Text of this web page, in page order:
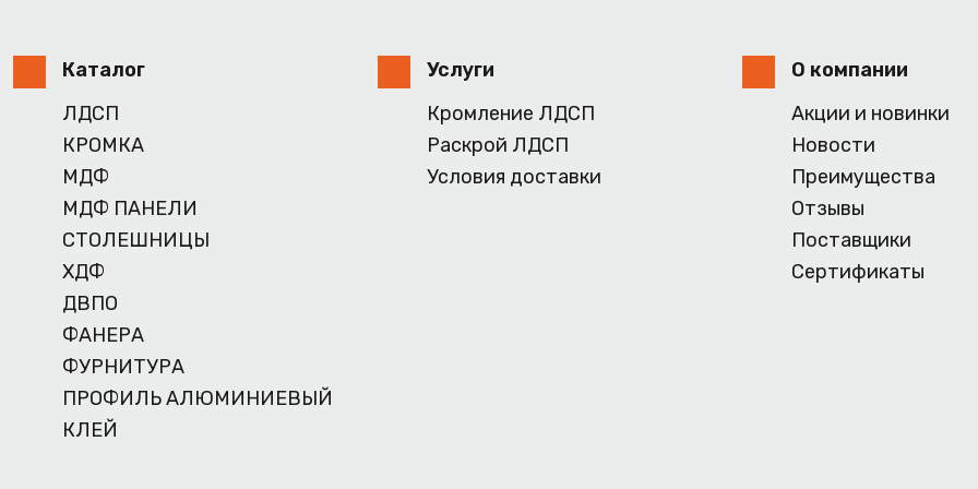
Каталог
ЛДСП
КРОМКА
МДФ
МДФ ПАНЕЛИ
СТОЛЕШНИЦЫ
ХДФ
ДВПО
ФАНЕРА
ФУРНИТУРА
ПРОФИЛЬ АЛЮМИНИЕВЫЙ
КЛЕЙ
Услуги
Кромление ЛДСП
Раскрой ЛДСП
Условия доставки
О компании
Акции и новинки
Новости
Преимущества
Отзывы
Поставщики
Сертификаты